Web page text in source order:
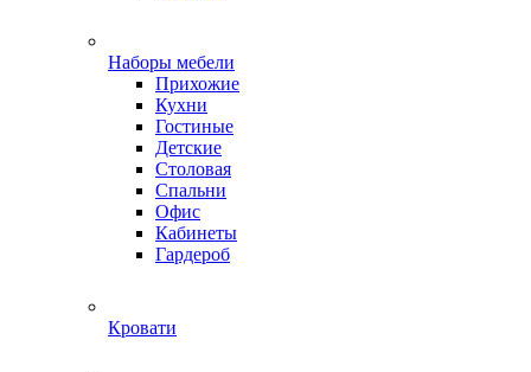
Наборы мебели
Прихожие
Кухни
Гостиные
Детские
Столовая
Спальни
Офис
Кабинеты
Гардероб
Кровати